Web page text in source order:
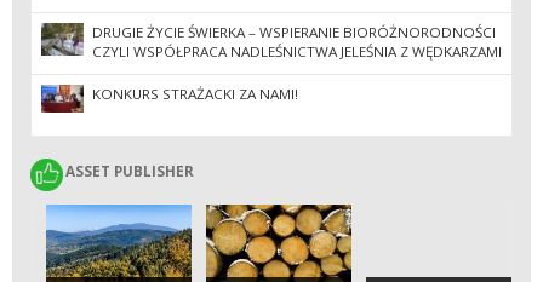
DRUGIE ŻYCIE ŚWIERKA – WSPIERANIE BIORÓŻNORODNOŚCI
CZYLI WSPÓŁPRACA NADLEŚNICTWA JELEŚNIA Z WĘDKARZAMI
KONKURS STRAŻACKI ZA NAMI!
ASSET PUBLISHER
ASSET PUBLISHER